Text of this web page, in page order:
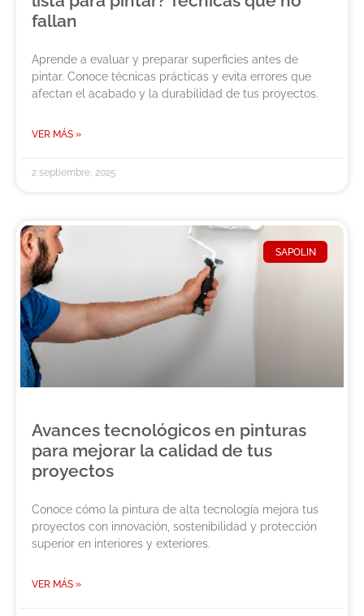
fallan
Aprende a evaluar y preparar superficies antes de
pintar. Conoce técnicas prácticas y evita errores que
afectan el acabado y la durabilidad de tus proyectos.
VER MÁS »
2 septiembre, 2025
SAPOLIN
Avances tecnológicos en pinturas
para mejorar la calidad de tus
proyectos
Conoce cómo la pintura de alta tecnología mejora tus
proyectos con innovación, sostenibilidad y protección
superior en interiores y exteriores.
VER MÁS »